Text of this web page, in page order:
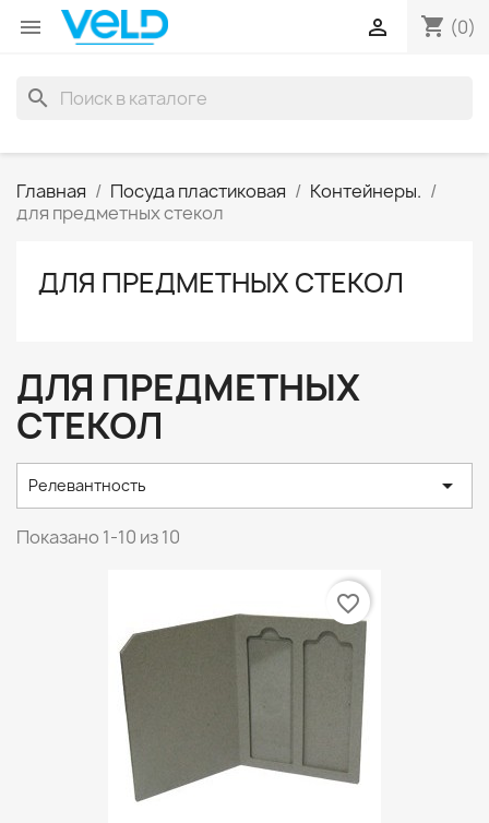
 shopping_cart (0)

search
Главная Посуда пластиковая
Контейнеры.
для предметных стекол
ДЛЯ ПРЕДМЕТНЫХ СТЕКОЛ
ДЛЯ ПРЕДМЕТНЫХ
СТЕКОЛ
Релевантность 
Показано 1-10 из 10
favorite_border